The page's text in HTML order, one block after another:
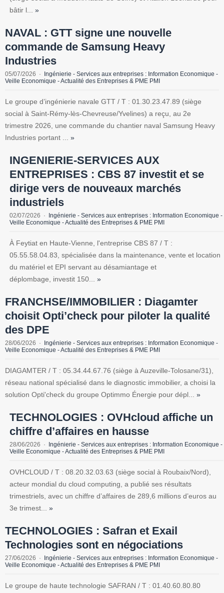
bâtir l... »
NAVAL : GTT signe une nouvelle
commande de Samsung Heavy
Industries
05/07/2026
Ingénierie - Services aux entreprises : Information Economique -
Veille Economique - Actualité des Entreprises & PME PMI
Le groupe d’ingénierie navale GTT / T : 01.30.23.47.89 (siège
social à Saint-Rémy-lès-Chevreuse/Yvelines) a reçu, au 2e
trimestre 2026, une commande du chantier naval Samsung Heavy
Industries portant ... »
INGENIERIE-SERVICES AUX
ENTREPRISES : CBS 87 investit et se
dirige vers de nouveaux marchés
industriels
02/07/2026
Ingénierie - Services aux entreprises : Information Economique -
Veille Economique - Actualité des Entreprises & PME PMI
À Feytiat en Haute-Vienne, l'entreprise CBS 87 / T :
05.55.58.04.83, spécialisée dans la maintenance, vente et location
du matériel et EPI servant au désamiantage et
déplombage, investit 150... »
FRANCHSE/IMMOBILIER : Diagamter
choisit Opti’check pour piloter la qualité
des DPE
28/06/2026
Ingénierie - Services aux entreprises : Information Economique -
Veille Economique - Actualité des Entreprises & PME PMI
DIAGAMTER / T : 05.34.44.67.76 (siège à Auzeville-Tolosane/31),
réseau national spécialisé dans le diagnostic immobilier, a choisi la
solution Opti'check du groupe Optimmo Énergie pour dépl... »
TECHNOLOGIES : OVHcloud affiche un
chiffre d’affaires en hausse
28/06/2026
Ingénierie - Services aux entreprises : Information Economique -
Veille Economique - Actualité des Entreprises & PME PMI
OVHCLOUD / T : 08.20.32.03.63 (siège social à Roubaix/Nord),
acteur mondial du cloud computing, a publié ses résultats
trimestriels, avec un chiffre d’affaires de 289,6 millions d’euros au
3e trimest... »
TECHNOLOGIES : Safran et Exail
Technologies sont en négociations
27/06/2026
Ingénierie - Services aux entreprises : Information Economique -
Veille Economique - Actualité des Entreprises & PME PMI
Le groupe de haute technologie SAFRAN / T : 01.40.60.80.80